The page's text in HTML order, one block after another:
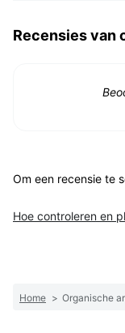
Recensies van
Om een recensie te
Hoe controleren en
Home > Organische